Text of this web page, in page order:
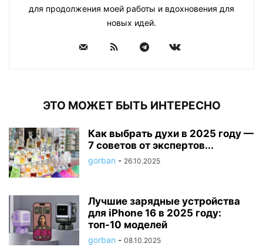
для продолжения моей работы и вдохновения для
новых идей.
ЭТО МОЖЕТ БЫТЬ ИНТЕРЕСНО
Как выбрать духи в 2025 году —
7 советов от экспертов...
gorban - 26.10.2025
Лучшие зарядные устройства
для iPhone 16 в 2025 году:
топ-10 моделей
gorban - 08.10.2025